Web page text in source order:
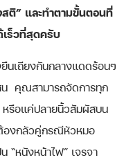
ติ” และทำตามขั้นตอนที่
เร็วที่สุดครับ
นเถียงกันกลางแดดร้อนๆ
น คุณสามารถจัดการทุก
หรือแค่ปลายนิ้วสัมผัสบน
องกลัวคู่กรณีหัวหมอ
“หนังหน้าไฟ” เจรจา